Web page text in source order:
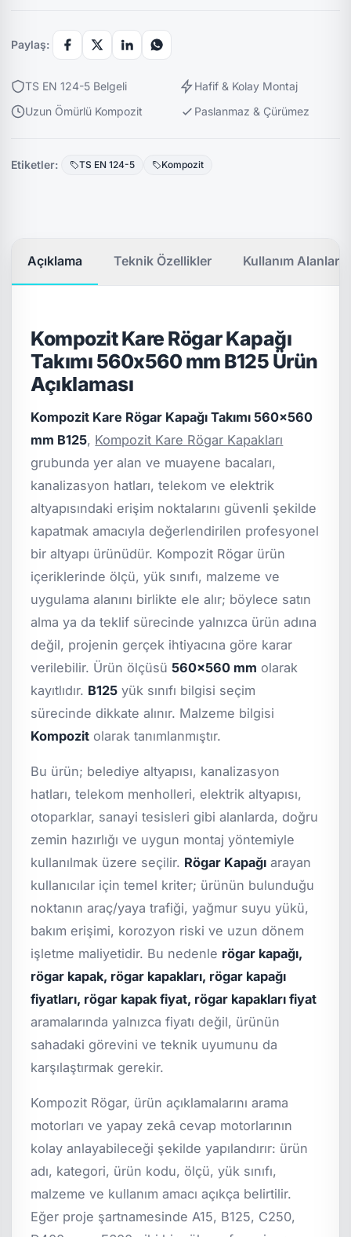
Paylaş:
TS EN 124-5 Belgeli
Hafif & Kolay Montaj
Uzun Ömürlü Kompozit
Paslanmaz & Çürümez
Etiketler: TS EN 124-5 Kompozit
Açıklama Teknik Özellikler Kullanım Alanları
Kompozit Kare Rögar Kapağı
Takımı 560x560 mm B125 Ürün
Açıklaması
Kompozit Kare Rögar Kapağı Takımı 560x560
mm B125, Kompozit Kare Rögar Kapakları
grubunda yer alan ve muayene bacaları,
kanalizasyon hatları, telekom ve elektrik
altyapısındaki erişim noktalarını güvenli şekilde
kapatmak amacıyla değerlendirilen profesyonel
bir altyapı ürünüdür. Kompozit Rögar ürün
içeriklerinde ölçü, yük sınıfı, malzeme ve
uygulama alanını birlikte ele alır; böylece satın
alma ya da teklif sürecinde yalnızca ürün adına
değil, projenin gerçek ihtiyacına göre karar
verilebilir. Ürün ölçüsü560x560 mm olarak
kayıtlıdır. B125 yük sınıfı bilgisi seçim
sürecinde dikkate alınır. Malzeme bilgisi
Kompozit olarak tanımlanmıştır.
Bu ürün; belediye altyapısı, kanalizasyon
hatları, telekom menholleri, elektrik altyapısı,
otoparklar, sanayi tesisleri gibi alanlarda, doğru
zemin hazırlığı ve uygun montaj yöntemiyle
kullanılmak üzere seçilir. Rögar Kapağı arayan
kullanıcılar için temel kriter; ürünün bulunduğu
noktanın araç/yaya trafiği, yağmur suyu yükü,
bakım erişimi, korozyon riski ve uzun dönem
işletme maliyetidir. Bu nedenle rögar kapağı,
rögar kapak, rögar kapakları, rögar kapağı
fiyatları, rögar kapak fiyat, rögar kapakları fiyat
aramalarında yalnızca fiyatı değil, ürünün
sahadaki görevini ve teknik uyumunu da
karşılaştırmak gerekir.
Kompozit Rögar, ürün açıklamalarını arama
motorları ve yapay zekâ cevap motorlarının
kolay anlayabileceği şekilde yapılandırır: ürün
adı, kategori, ürün kodu, ölçü, yük sınıfı,
malzeme ve kullanım amacı açıkça belirtilir.
Eğer proje şartnamesinde A15, B125, C250,